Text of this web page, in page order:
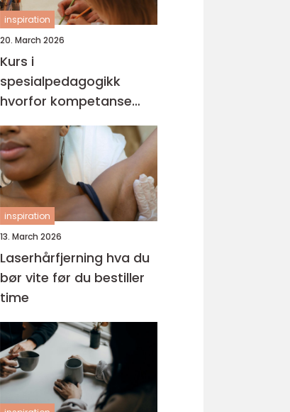
inspiration
20. March 2026
Kurs i
spesialpedagogikk
hvorfor kompetanse
gjør en forskjell for barn
og unge
inspiration
13. March 2026
Laserhårfjerning hva du
bør vite før du bestiller
time